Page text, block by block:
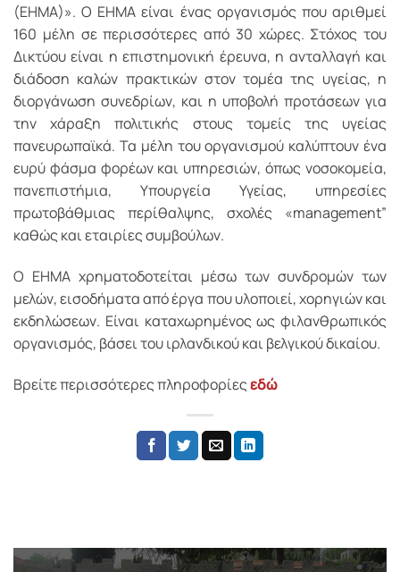
(EHMA)». O EHMA είναι ένας οργανισμός που αριθμεί
160 μέλη σε περισσότερες από 30 χώρες. Στόχος του
Δικτύου είναι η επιστημονική έρευνα, η ανταλλαγή και
διάδοση καλών πρακτικών στον τομέα της υγείας, η
διοργάνωση συνεδρίων, και η υποβολή προτάσεων για
την χάραξη πολιτικής στους τομείς της υγείας
πανευρωπαϊκά. Τα μέλη του οργανισμού καλύπτουν ένα
ευρύ φάσμα φορέων και υπηρεσιών, όπως νοσοκομεία,
πανεπιστήμια, Υπουργεία Υγείας, υπηρεσίες
πρωτοβάθμιας περίθαλψης, σχολές «management”
καθώς και εταιρίες συμβούλων.
Ο EHMA χρηματοδοτείται μέσω των συνδρομών των
μελών, εισοδήματα από έργα που υλοποιεί, χορηγιών και
εκδηλώσεων. Είναι καταχωρημένος ως φιλανθρωπικός
οργανισμός, βάσει του ιρλανδικού και βελγικού δικαίου.
Βρείτε περισσότερες πληροφορίεςεδώ